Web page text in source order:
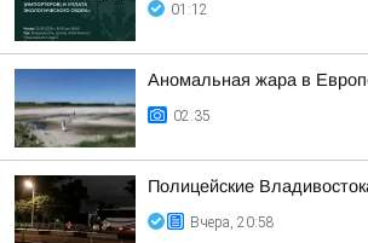
01:12
Аномальная жара в
02:35
Полицейские
Вчера, 20:58